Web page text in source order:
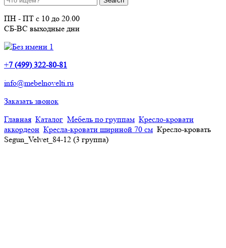
ПН - ПТ с 10 до 20.00
СБ-ВС выходные дни
+7 (499) 322-80-81
info@mebelnovelti.ru
Заказать звонок
Главная Каталог Мебель по группам Кресло-кровати
аккордеон Кресла-кровати шириной 70 см Кресло-кровать
Segun_Velvet_84-12 (3 группа)